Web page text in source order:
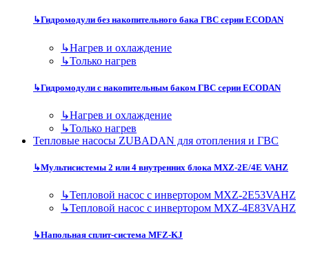
↳Гидромодули без накопительного бака ГВС серии ECODAN
↳Нагрев и охлаждение
↳Только нагрев
↳Гидромодули с накопительным баком ГВС серии ECODAN
↳Нагрев и охлаждение
↳Только нагрев
Тепловые насосы ZUBADAN для отопления и ГВС
↳Мультисистемы 2 или 4 внутренних блока MXZ-2E/4E VAHZ
↳Тепловой насос с инвертором MXZ-2E53VAHZ
↳Тепловой насос с инвертором MXZ-4E83VAHZ
↳Напольная сплит-система MFZ-KJ